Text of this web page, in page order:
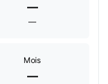
—
—
Mois
—